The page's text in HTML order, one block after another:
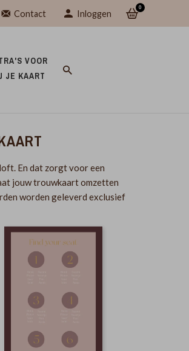
Contact Inloggen
0
VOOR
JE KAART
En dat zorgt voor een
jouw trouwkaart omzetten
worden geleverd exclusief